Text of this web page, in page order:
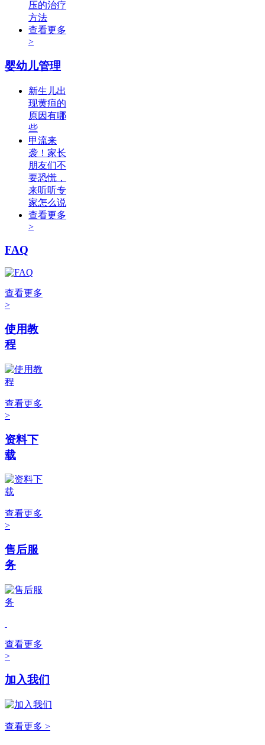
压的治疗
方法
查看更多
>
婴幼儿管理
新生儿出
现黄疸的
原因有哪
些
甲流来
袭！家长
朋友们不
要恐慌，
来听听专
家怎么说
查看更多
>
FAQ
查看更多
>
使用教
程
查看更多
>
资料下
载
查看更多
>
售后服
务
查看更多
>
加入我们
查看更多 >